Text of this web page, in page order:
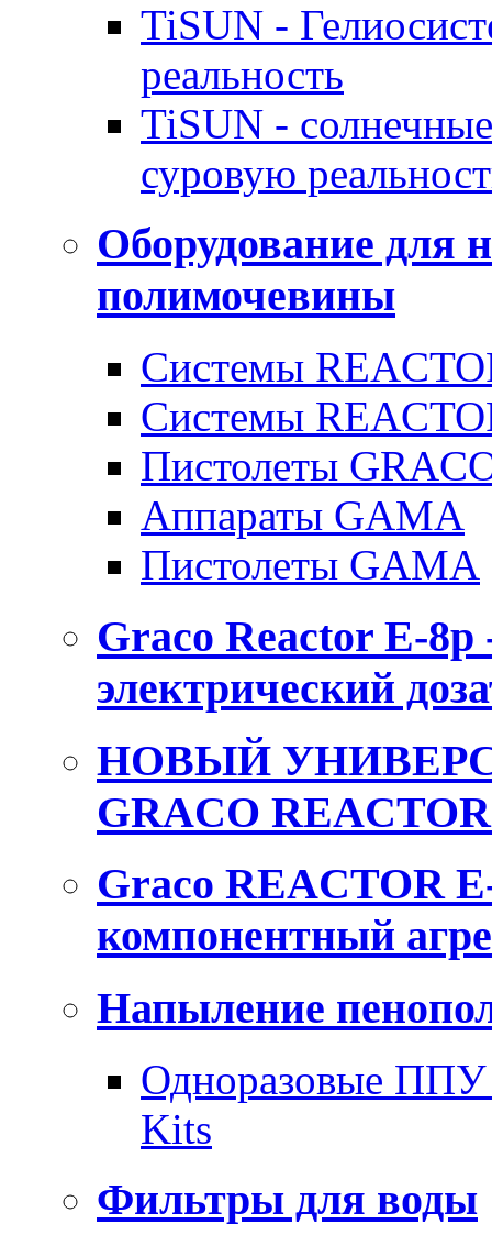
TiSUN -
реальность
TiSUN -
суровую
Оборудование
полимочевины
Системы
Системы
Пистолеты
Аппараты GAMA
Пистолеты GAMA
Graco Reactor E-
электрический
НОВЫЙ
GRACO
Graco REACTOR
компонентный
Напыление
Одноразовые ППУ
Kits
Фильтры для воды